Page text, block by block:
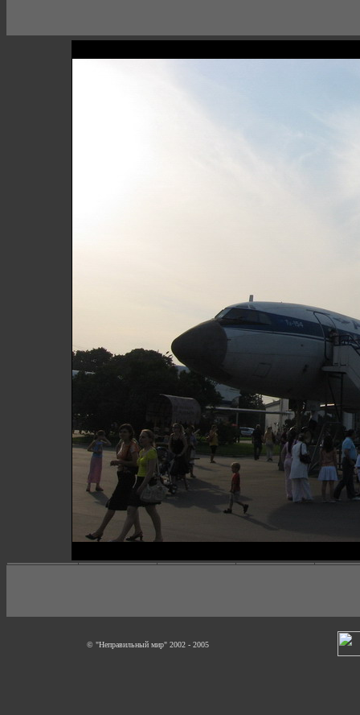
© "Неправильный мир" 2002 - 2005